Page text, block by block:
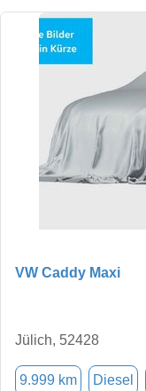
VW Caddy Maxi
Jülich, 52428
9.999 km Diesel